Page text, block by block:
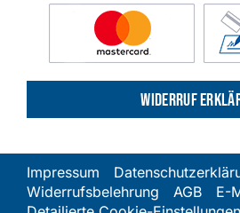
Widerruf
Impressum
Widerrufsbelehrung
AGB
E-